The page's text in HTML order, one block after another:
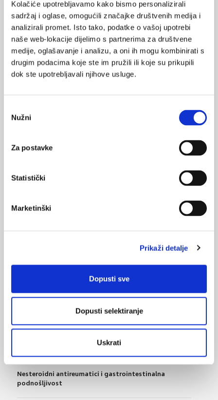
Kolačiće upotrebljavamo kako bismo personalizirali
sadržaj i oglase, omogućili značajke društvenih medija i
analizirali promet. Isto tako, podatke o vašoj upotrebi
naše web-lokacije dijelimo s partnerima za društvene
medije, oglašavanje i analizu, a oni ih mogu kombinirati s
drugim podacima koje ste im pružili ili koje su prikupili
dok ste upotrebljavali njihove usluge.
pristanka
Nužni
Za postavke
Statistički
Marketinški
Prikaži detalje
Dopusti sve
Dopusti selektiranje
Uskrati
VEZANI SADRŽAJ >
<
24-satni profili krvnog tlaka u bolesnika s bolešću
16.05.2024.
01.11.2023.
MMM- Mjesec hipertenzije u ljekarnama
Bolna leđa - medicinske vježbe (nove smjernice)
Nesteroidni antireumatici i gastrointestinalna
podnošljivost